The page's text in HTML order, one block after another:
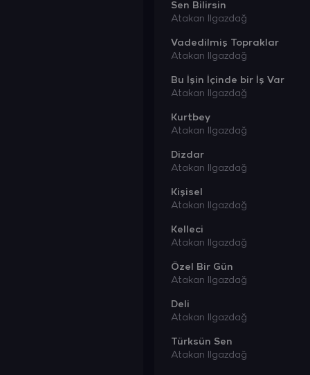
Sen Bilirsin
Atakan Ilgazdağ
Vadedilmiş Topraklar
Atakan Ilgazdağ
Bu İşin İçinde bir İş Var
Atakan Ilgazdağ
Kurtbey
Atakan Ilgazdağ
Dizdar
Atakan Ilgazdağ
Kişisel
Atakan Ilgazdağ
Kelleci
Atakan Ilgazdağ
Özel Bir Gün
Atakan Ilgazdağ
Deli
Atakan Ilgazdağ
Türksün Sen
Atakan Ilgazdağ